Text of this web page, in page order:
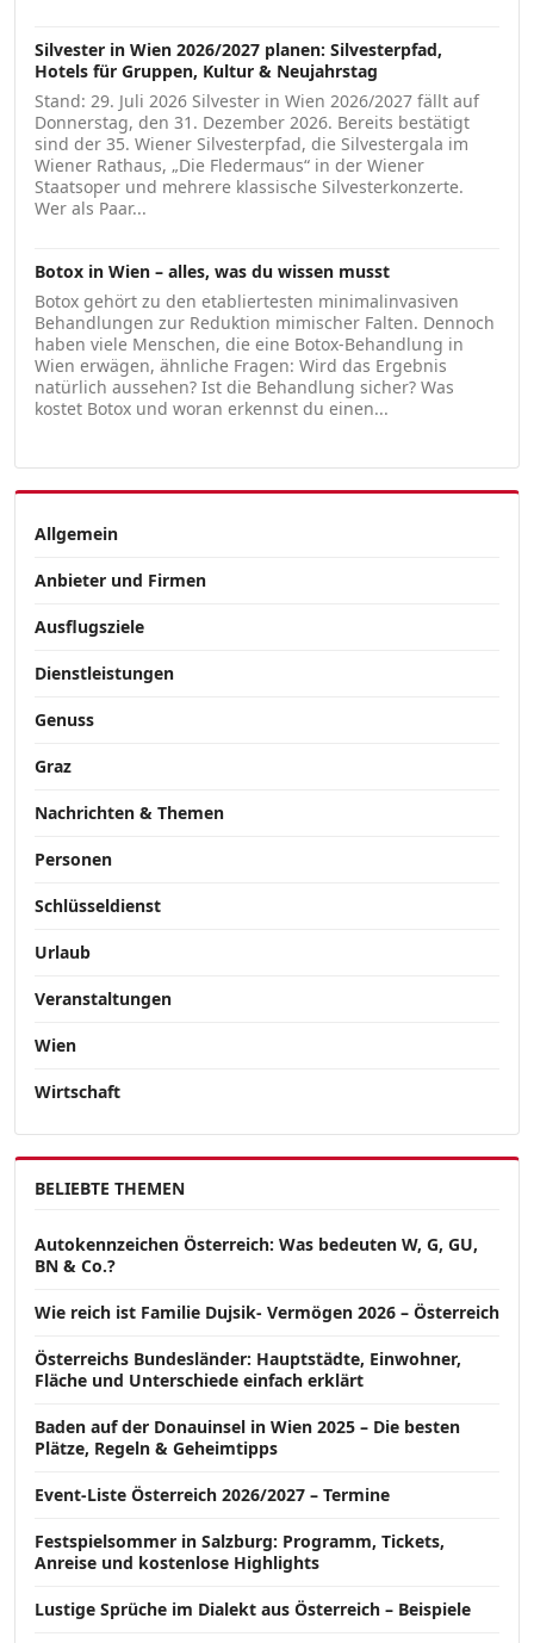
Silvester in Wien 2026/2027 planen: Silvesterpfad,
Hotels für Gruppen, Kultur & Neujahrstag
Stand: 29. Juli 2026 Silvester in Wien 2026/2027 fällt auf
Donnerstag, den 31. Dezember 2026. Bereits bestätigt
sind der 35. Wiener Silvesterpfad, die Silvestergala im
Wiener Rathaus, „Die Fledermaus“ in der Wiener
Staatsoper und mehrere klassische Silvesterkonzerte.
Wer als Paar...
Botox in Wien – alles, was du wissen musst
Botox gehört zu den etabliertesten minimalinvasiven
Behandlungen zur Reduktion mimischer Falten. Dennoch
haben viele Menschen, die eine Botox-Behandlung in
Wien erwägen, ähnliche Fragen: Wird das Ergebnis
natürlich aussehen? Ist die Behandlung sicher? Was
kostet Botox und woran erkennst du einen...
Allgemein
Anbieter und Firmen
Ausflugsziele
Dienstleistungen
Genuss
Graz
Nachrichten & Themen
Personen
Schlüsseldienst
Urlaub
Veranstaltungen
Wien
Wirtschaft
BELIEBTE THEMEN
Autokennzeichen Österreich: Was bedeuten W, G, GU,
BN & Co.?
Wie reich ist Familie Dujsik- Vermögen 2026 – Österreich
Österreichs Bundesländer: Hauptstädte, Einwohner,
Fläche und Unterschiede einfach erklärt
Baden auf der Donauinsel in Wien 2025 – Die besten
Plätze, Regeln & Geheimtipps
Event-Liste Österreich 2026/2027 – Termine
Festspielsommer in Salzburg: Programm, Tickets,
Anreise und kostenlose Highlights
Lustige Sprüche im Dialekt aus Österreich – Beispiele